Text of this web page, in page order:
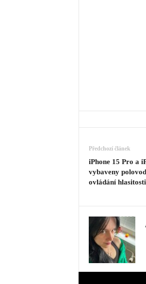
Předchozí článek
iPhone 15 Pro a
vybaveny
ovládání hlasitosti